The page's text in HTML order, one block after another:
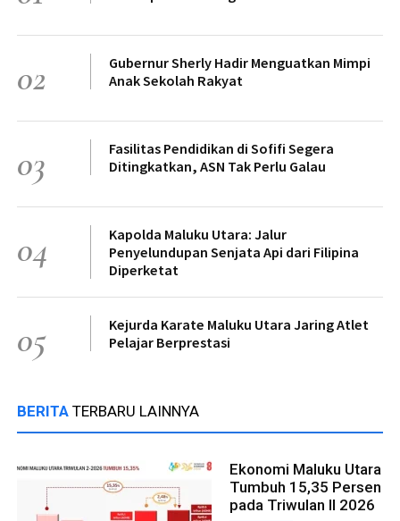
02
Gubernur Sherly Hadir Menguatkan Mimpi
Anak Sekolah Rakyat
03
Fasilitas Pendidikan di Sofifi Segera
Ditingkatkan, ASN Tak Perlu Galau
04
Kapolda Maluku Utara: Jalur
Penyelundupan Senjata Api dari Filipina
Diperketat
05
Kejurda Karate Maluku Utara Jaring Atlet
Pelajar Berprestasi
BERITA TERBARU LAINNYA
Ekonomi Maluku Utara
Tumbuh 15,35 Persen
pada Triwulan II 2026